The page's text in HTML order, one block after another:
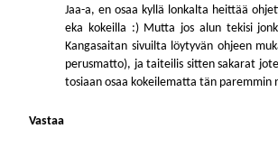
Jaa-a, en osaa kyllä lonkalta heittää
eka kokeilla :) Mutta jos alun tekisi
Kangasaitan sivuilta löytyvän ohjeen
perusmatto), ja taiteilis sitten sakarat
tosiaan osaa kokeilematta tän paremmin
Vastaa